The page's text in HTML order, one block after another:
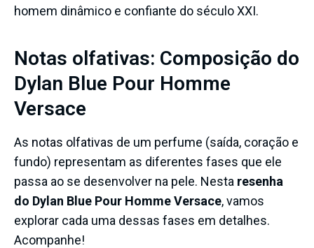
homem dinâmico e confiante do século XXI.
Notas olfativas: Composição do
Dylan Blue Pour Homme
Versace
As notas olfativas de um perfume (saída, coração e
fundo) representam as diferentes fases que ele
passa ao se desenvolver na pele. Nesta resenha
do Dylan Blue Pour Homme Versace, vamos
explorar cada uma dessas fases em detalhes.
Acompanhe!